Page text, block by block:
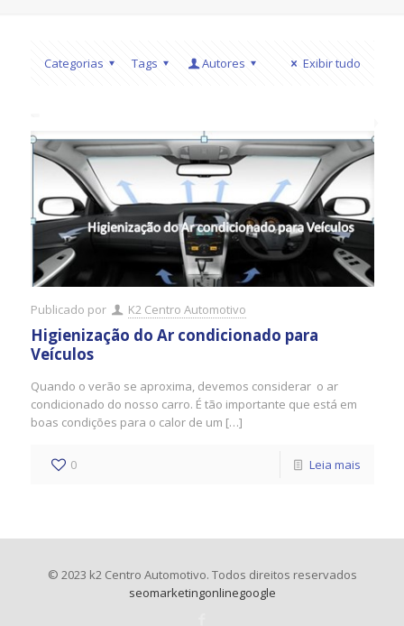
Categorias Tags Autores Exibir tudo
Publicado por K2 Centro Automotivo
Higienização do Ar condicionado para
Veículos
Quando o verão se aproxima, devemos considerar o ar
condicionado do nosso carro. É tão importante que está em
boas condições para o calor de um […]
0 Leia mais
© 2023 k2 Centro Automotivo. Todos direitos reservados
seomarketingonlinegoogle